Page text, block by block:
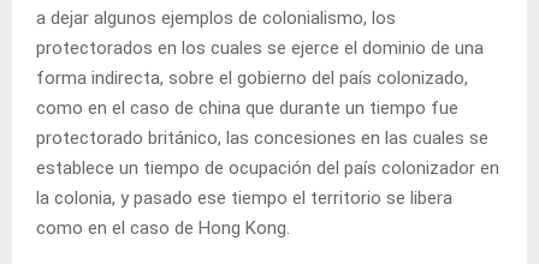
a dejar algunos ejemplos de colonialismo, los
protectorados en los cuales se ejerce el dominio de una
forma indirecta, sobre el gobierno del país colonizado,
como en el caso de china que durante un tiempo fue
protectorado británico, las concesiones en las cuales se
establece un tiempo de ocupación del país colonizador en
la colonia, y pasado ese tiempo el territorio se libera
como en el caso de Hong Kong.